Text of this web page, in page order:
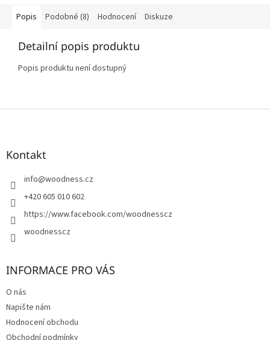
Popis Podobné (8) Hodnocení Diskuze
Detailní popis produktu
Popis produktu není dostupný
Z
Kontakt
info@woodness.cz
+420 605 010 602
https://www.facebook.com/woodnesscz
woodnesscz
INFORMACE PRO VÁS
O nás
Napište nám
Hodnocení obchodu
Obchodní podmínky